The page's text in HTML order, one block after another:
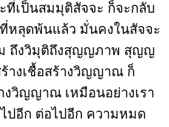
ที่เป็นสมมุติสัจจะ ก็จะกลับ
หลุดพ้นแล้ว มั่นคงในสัจจะ
ถึงวิมุติถึงสุญญภาพ สุญญ
างเชื้อสร้างวิญญาณ ก็
งวิญญาณ เหมือนอย่างเรา
ปอีก ต่อไปอีก ความหมด